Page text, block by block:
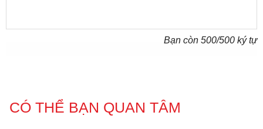
Bạn còn 500/500 ký tự
CÓ THỂ BẠN QUAN TÂM